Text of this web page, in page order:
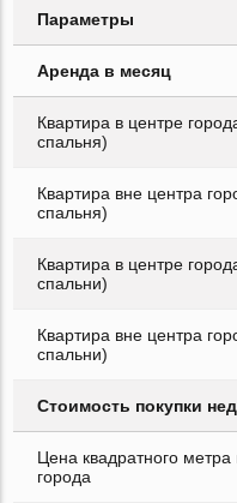
Параметры
Аренда в месяц
Квартира в центре
спальня)
Квартира вне центра
спальня)
Квартира в центре
спальни)
Квартира вне центра
спальни)
Стоимость покупки
Цена квадратного метра
города